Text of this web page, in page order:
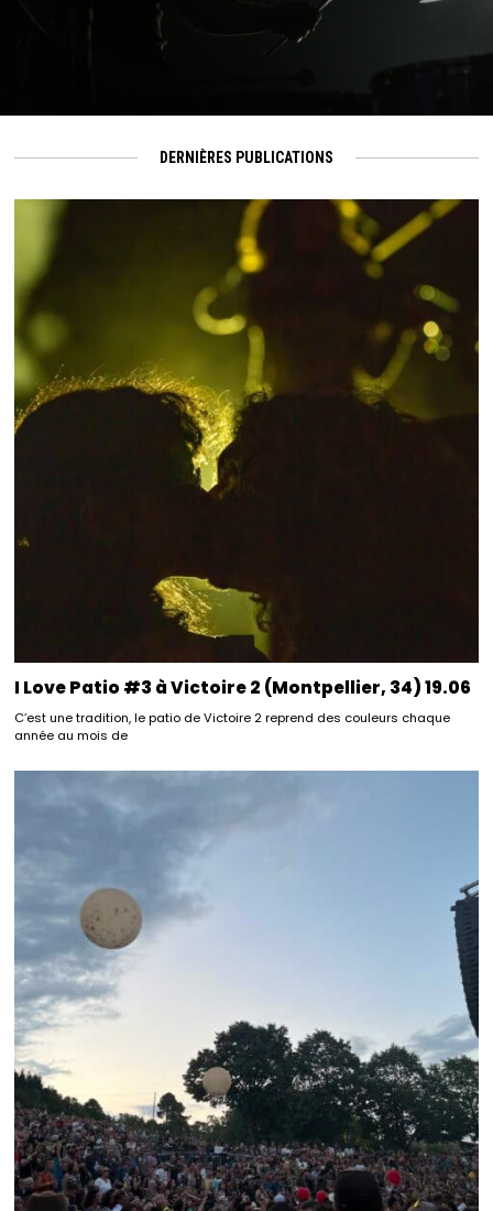
DERNIÈRES PUBLICATIONS
I Love Patio #3 à Victoire 2 (Montpellier, 34) 19.06
C’est une tradition, le patio de Victoire 2 reprend des couleurs chaque
année au mois de